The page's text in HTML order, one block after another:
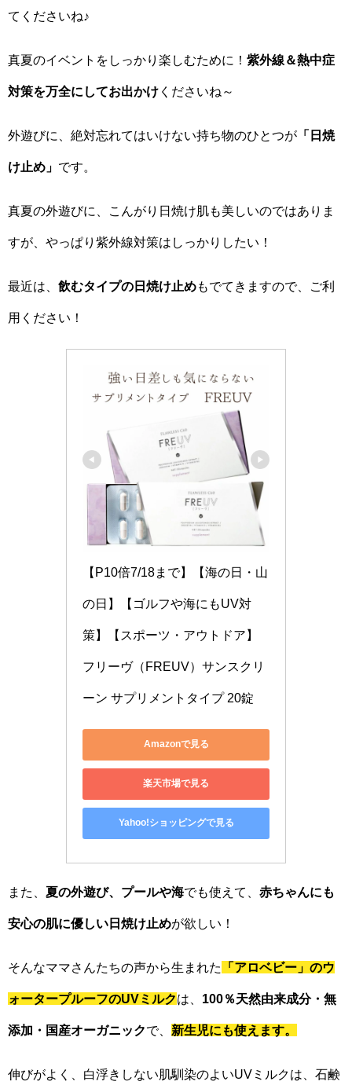
てくださいね♪
真夏のイベントをしっかり楽しむために！ 紫外線＆熱中症
対策を万全にしてお出かけ くださいね～
外遊びに、絶対忘れてはいけない持ち物のひとつが 「日焼
け止め」 です。
真夏の外遊びに、こんがり日焼け肌も美しいのではありま
すが、やっぱり紫外線対策はしっかりしたい！
最近は、 飲むタイプの日焼け止めもでてきますので、ご利
用ください！
【P10倍7/18まで】【海の日・山
の日】【ゴルフや海にもUV対
策】【スポーツ・アウトドア】
フリーヴ（FREUV）サンスクリ
ーン サプリメントタイプ 20錠
Amazonで見る
楽天市場で見る
Yahoo!ショッピングで見る
また、 夏の外遊び、プールや海でも使えて、 赤ちゃんにも
安心の肌に優しい日焼け止めが欲しい！
そんなママさんたちの声から生まれた 「アロベビー」のウ
ォータープルーフのUVミルクは、 100％天然由来成分・無
添加・国産オーガニックで、 新生児にも使えます。
伸びがよく、白浮きしない肌馴染のよいUVミルクは、石鹸